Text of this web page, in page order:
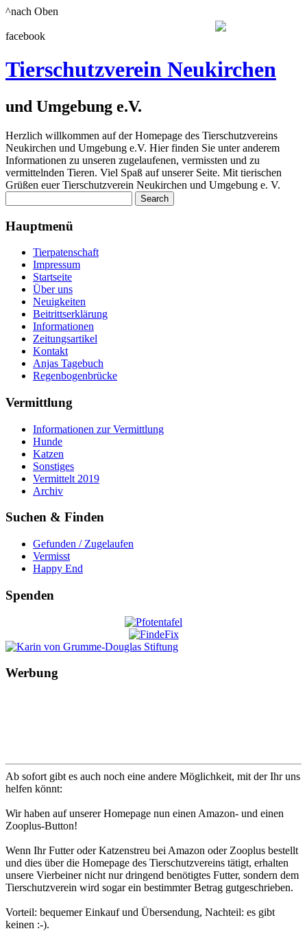
^nach Oben
facebook
Tierschutzverein Neukirchen
und Umgebung e.V.
Herzlich willkommen auf der Homepage des Tierschutzvereins
Neukirchen und Umgebung e.V. Hier finden Sie unter anderem
Informationen zu unseren zugelaufenen, vermissten und zu
vermittelnden Tieren. Viel Spaß auf unserer Seite. Mit tierischen
Grüßen euer Tierschutzverein Neukirchen und Umgebung e. V.
Hauptmenü
Tierpatenschaft
Impressum
Startseite
Über uns
Neuigkeiten
Beitrittserklärung
Informationen
Zeitungsartikel
Kontakt
Anjas Tagebuch
Regenbogenbrücke
Vermittlung
Informationen zur Vermittlung
Hunde
Katzen
Sonstiges
Vermittelt 2019
Archiv
Suchen & Finden
Gefunden / Zugelaufen
Vermisst
Happy End
Spenden
Werbung
Ab sofort gibt es auch noch eine andere Möglichkeit, mit der Ihr uns
helfen könnt:
Wir haben auf unserer Homepage nun einen Amazon- und einen
Zooplus-Button!
Wenn Ihr Futter oder Katzenstreu bei Amazon oder Zooplus bestellt
und dies über die Homepage des Tierschutzvereins tätigt, erhalten
unsere Vierbeiner nicht nur dringend benötigtes Futter, sondern dem
Tierschutzverein wird sogar ein bestimmter Betrag gutgeschrieben.
Vorteil: bequemer Einkauf und Übersendung, Nachteil: es gibt
keinen :-).